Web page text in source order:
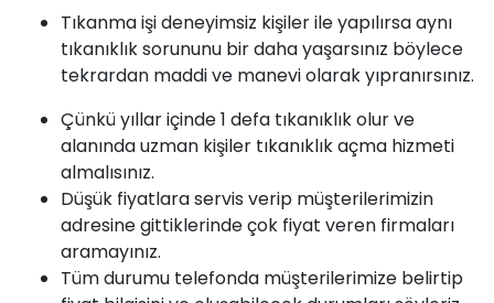
Tıkanmaişi deneyimsiz kişiler ile yapılırsa aynı
tıkanıklık sorununu bir daha yaşarsınız böylece
tekrardan maddi ve manevi olarak yıpranırsınız.
Çünkü yıllar içinde 1 defa tıkanıklık olur ve
alanında uzman kişiler tıkanıklık açma hizmeti
almalısınız.
Düşük fiyatlara servis verip müşterilerimizin
adresine gittiklerinde çok fiyat veren firmaları
aramayınız.
Tüm durumu telefonda müşterilerimize belirtip